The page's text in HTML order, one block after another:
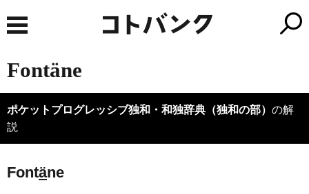
Fontäne
ポケットプログレッシブ独和・和独辞典（独和の部） の解
説
Fontäne